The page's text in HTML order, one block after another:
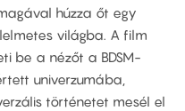
húzza őt egy
világba. A film
be a nézőt a BDSM-
univerzumába,
történetet mesél el